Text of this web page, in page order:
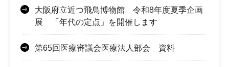
大阪府立近つ飛鳥博物館 令和8年度夏季企画
展 「年代の定点」を開催します
第65回医療審議会医療法人部会 資料